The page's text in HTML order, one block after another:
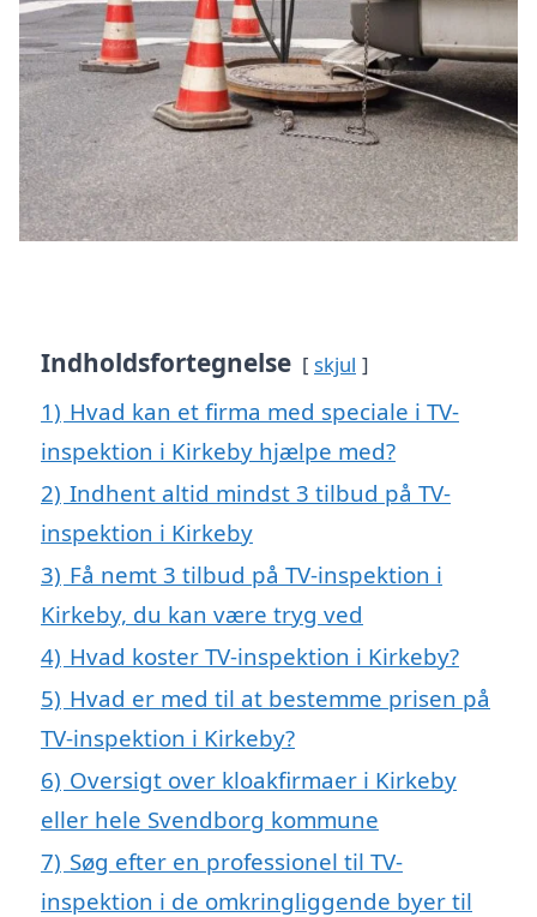
Indholdsfortegnelse skjul
1) Hvad kan et firma med speciale i TV-
inspektion i Kirkeby hjælpe med?
2) Indhent altid mindst 3 tilbud på TV-
inspektion i Kirkeby
3) Få nemt 3 tilbud på TV-inspektion i
Kirkeby, du kan være tryg ved
4) Hvad koster TV-inspektion i Kirkeby?
5) Hvad er med til at bestemme prisen på
TV-inspektion i Kirkeby?
6) Oversigt over kloakfirmaer i Kirkeby
eller hele Svendborg kommune
7) Søg efter en professionel til TV-
inspektion i de omkringliggende byer til